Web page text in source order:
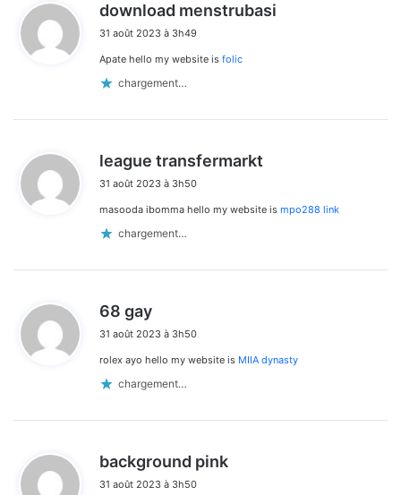
download menstrubasi
31 août 2023 à 3h49
Apate hello my website is folic
chargement…
league transfermarkt
31 août 2023 à 3h50
masooda ibomma hello my website is mpo288 link
chargement…
68 gay
t
31 août 2023 à 3h50
rolex ayo hello my website is MIIA dynasty
chargement…
background pink
31 août 2023 à 3h50